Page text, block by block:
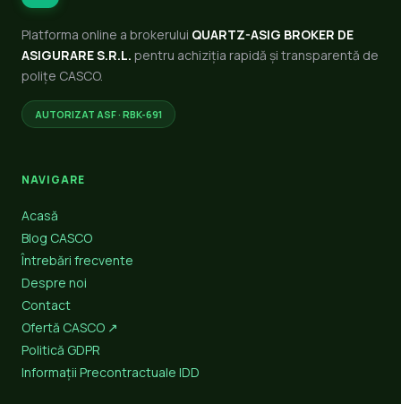
Platforma online a brokerului QUARTZ-ASIG BROKER DE
ASIGURARE S.R.L. pentru achiziția rapidă și transparentă de
polițe CASCO.
AUTORIZAT ASF · RBK-691
NAVIGARE
Acasă
Blog CASCO
Întrebări frecvente
Despre noi
Contact
Ofertă CASCO ↗
Politică GDPR
Informații Precontractuale IDD